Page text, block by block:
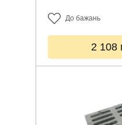
До бажань
2 108